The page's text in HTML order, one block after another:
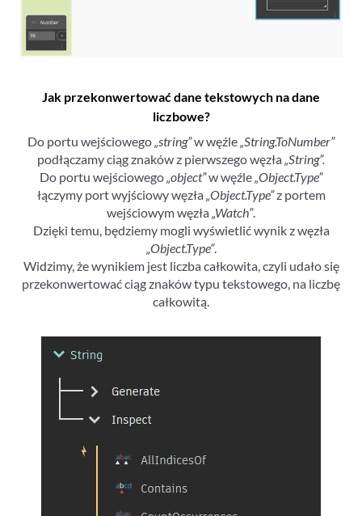
Jak przekonwertować dane tekstowych na dane
liczbowe?
Do portu wejściowego„string”w węźle„String.ToNumber”
podłączamy ciąg znaków z pierwszego węzła„String”.
Do portu wejściowego„object”w węźle„Object.Type”
łączymy port wyjściowy węzła„Object.Type”z portem
wejściowym węzła„Watch”.
Dzięki temu, będziemy mogli wyświetlić wynik z węzła
„Object.Type”.
Widzimy, że wynikiem jest liczba całkowita, czyli udało się
przekonwertować ciąg znaków typu tekstowego, na liczbę
całkowitą.